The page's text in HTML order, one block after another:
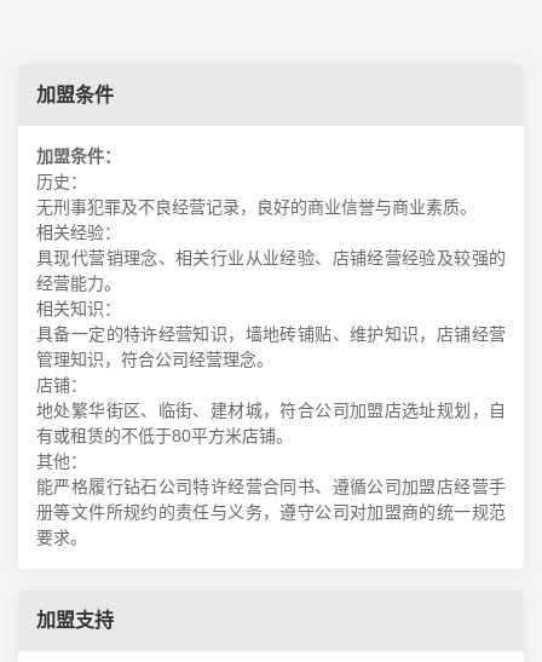
加盟条件
加盟条件：
历史：
无刑事犯罪及不良经营记录，良好的商业信誉与商业素质。
相关经验：
具现代营销理念、相关行业从业经验、店铺经营经验及较强的
经营能力。
相关知识：
具备一定的特许经营知识，墙地砖铺贴、维护知识，店铺经营
管理知识，符合公司经营理念。
店铺：
地处繁华街区、临街、建材城，符合公司加盟店选址规划，自
有或租赁的不低于80平方米店铺。
其他：
能严格履行钻石公司特许经营合同书、遵循公司加盟店经营手
册等文件所规约的责任与义务，遵守公司对加盟商的统一规范
要求。
加盟支持